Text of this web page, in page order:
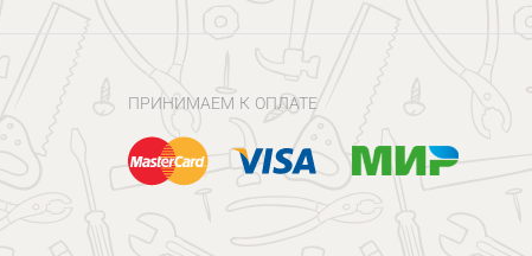
ПРИНИМАЕМ К ОПЛАТЕ